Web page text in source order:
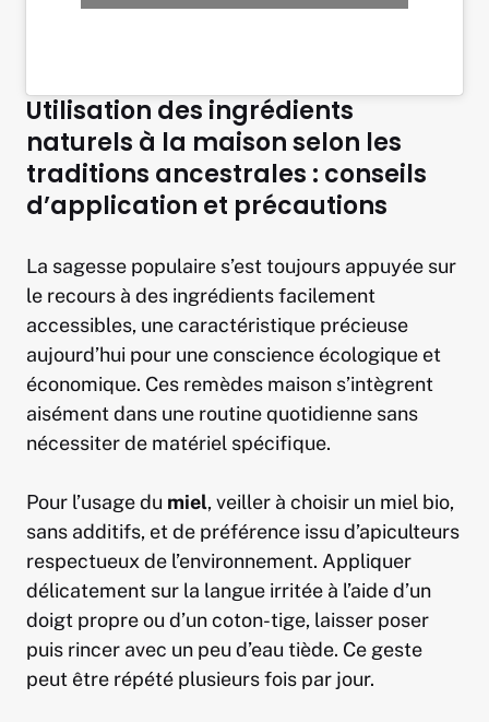
Utilisation des ingrédients
naturels à la maison selon les
traditions ancestrales : conseils
d’application et précautions
La sagesse populaire s’est toujours appuyée sur
le recours à des ingrédients facilement
accessibles, une caractéristique précieuse
aujourd’hui pour une conscience écologique et
économique. Ces remèdes maison s’intègrent
aisément dans une routine quotidienne sans
nécessiter de matériel spécifique.
Pour l’usage du miel, veiller à choisir un miel bio,
sans additifs, et de préférence issu d’apiculteurs
respectueux de l’environnement. Appliquer
délicatement sur la langue irritée à l’aide d’un
doigt propre ou d’un coton-tige, laisser poser
puis rincer avec un peu d’eau tiède. Ce geste
peut être répété plusieurs fois par jour.